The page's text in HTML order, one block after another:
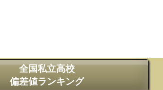
全国私立高校
偏差値ランキング